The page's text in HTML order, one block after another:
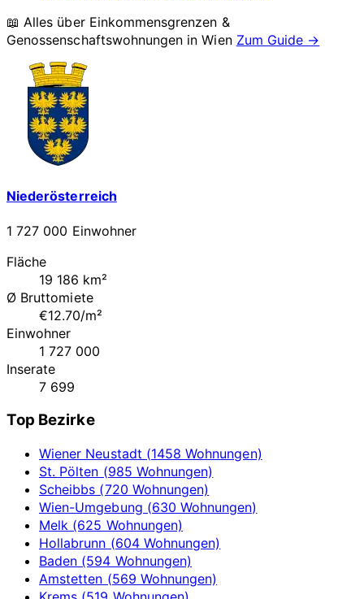
📖 Alles über Einkommensgrenzen &
Genossenschaftswohnungen inWien Zum Guide →
Niederösterreich
1 727 000 Einwohner
Fläche
19 186 km²
Ø Bruttomiete
€12.70/m²
Einwohner
1 727 000
Inserate
7 699
Top Bezirke
Wiener Neustadt (1458 Wohnungen)
St. Pölten (985 Wohnungen)
Scheibbs (720 Wohnungen)
Wien-Umgebung (630 Wohnungen)
Melk (625 Wohnungen)
Hollabrunn (604 Wohnungen)
Baden (594 Wohnungen)
Amstetten (569 Wohnungen)